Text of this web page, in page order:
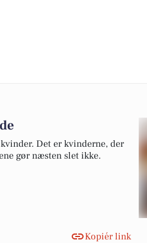
Det er kvinderne, der
gør næsten slet ikke.
Kopiér link